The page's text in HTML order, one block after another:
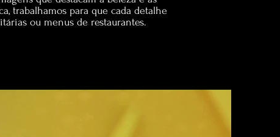
trabalhamos para que cada detalhe
ou menus de restaurantes.